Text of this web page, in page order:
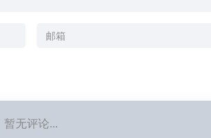
暂无评论...